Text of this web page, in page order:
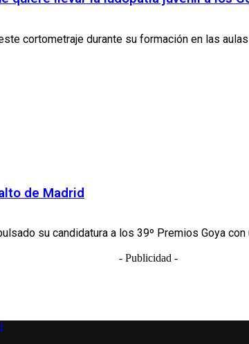
cortometraje durante su formación en las
de Madrid
su candidatura a los 39º Premios Goya
- Publicidad -